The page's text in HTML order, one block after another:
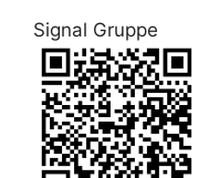
Signal Gruppe